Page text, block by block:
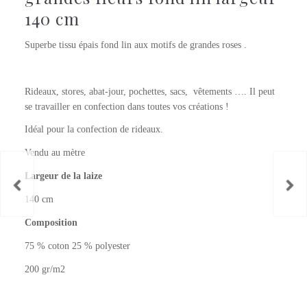
140 cm
Superbe tissu épais fond lin aux motifs de grandes roses .
Rideaux, stores, abat-jour, pochettes, sacs, vêtements …. Il peut
se travailler en confection dans toutes vos créations !
Idéal pour la confection de rideaux.
Vendu au mètre
Largeur de la laize
140 cm
Composition
75 % coton 25 % polyester
200 gr/m2